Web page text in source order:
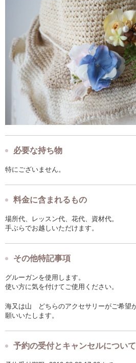
必要な持ち物
特にございません。
料金に含まれるもの
場所代、レッスン代、花代、資材代。
手ぶらでお越しいただけます。
その他特記事項
グルーガンを使用します。
使い方に気を付けてご使用ください。
海又は山 どちらのアクセサリーがご希望
願いいたします。
予約の受付とキャンセルについて